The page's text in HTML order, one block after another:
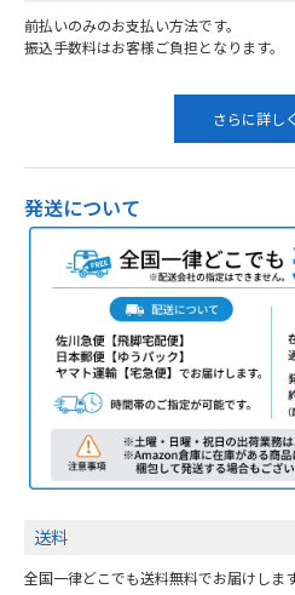
前払いのみのお支払い方法です。
振込手数料はお客様ご負担となります。
さらに詳し
発送について
送料
全国一律どこでも送料無料でお届けします